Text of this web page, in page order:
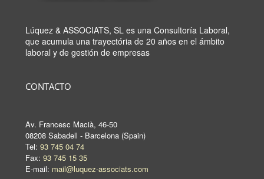
Lúquez & ASSOCIATS, SL es una Consultoría Laboral,
que acumula una trayectória de 20 años en el ámbito
laboral y de gestión de empresas
CONTACTO
Av. Francesc Macià, 46-50
08208 Sabadell - Barcelona (Spain)
Tel: 93 745 04 74
Fax: 93 745 15 35
E-mail: mail@luquez-associats.com